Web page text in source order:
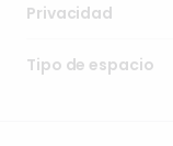
Privacidad
Tipo de espacio